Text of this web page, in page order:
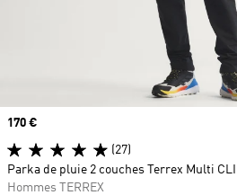
Prix
170 €
(27)
Parka de pluie 2 couches Terrex Multi
Hommes TERREX